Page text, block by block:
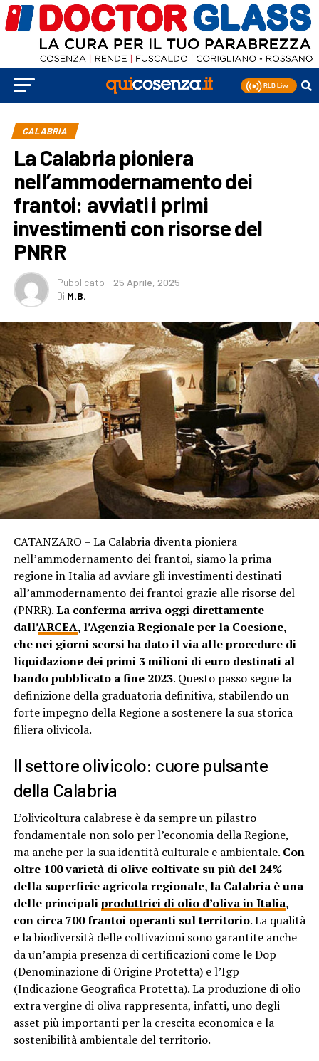
CALABRIA
La Calabria pioniera
nell’ammodernamento dei
frantoi: avviati i primi
investimenti con risorse del
PNRR
Pubblicato il 25 Aprile, 2025
Di M.B.
CATANZARO – La Calabria diventa pioniera
nell’ammodernamento dei frantoi, siamo la prima
regione in Italia ad avviare gli investimenti destinati
all’ammodernamento dei frantoi grazie alle risorse del
(PNRR).La conferma arriva oggi direttamente
dall’ARCEA, l’Agenzia Regionale per la Coesione,
che nei giorni scorsi ha dato il via alle procedure di
liquidazione dei primi 3 milioni di euro destinati al
bando pubblicato a fine 2023. Questo passo segue la
definizione della graduatoria definitiva, stabilendo un
forte impegno della Regione a sostenere la sua storica
filiera olivicola.
Il settore olivicolo: cuore pulsante
della Calabria
L’olivicoltura calabrese è da sempre un pilastro
fondamentale non solo per l’economia della Regione,
ma anche per la sua identità culturale e ambientale. Con
oltre 100 varietà di olive coltivate su più del 24%
della superficie agricola regionale, la Calabria è una
delle principaliproduttrici di olio d’oliva in Italia,
con circa 700 frantoi operanti sul territorio. La qualità
e la biodiversità delle coltivazioni sono garantite anche
da un’ampia presenza di certificazioni come le Dop
(Denominazione di Origine Protetta) e l’Igp
(Indicazione Geografica Protetta). La produzione di olio
extra vergine di oliva rappresenta, infatti, uno degli
asset più importanti per la crescita economica e la
sostenibilità ambientale del territorio.